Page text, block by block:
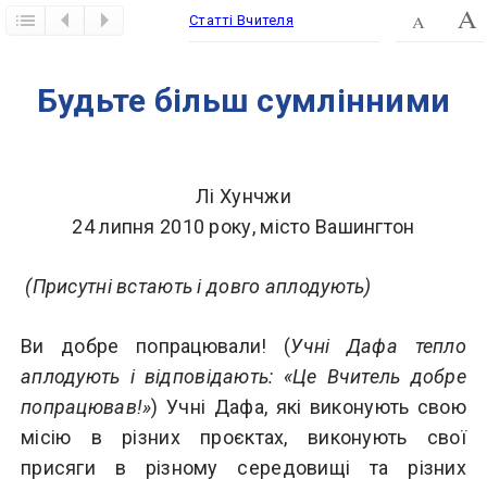
Статті Вчителя
Будьте більш сумлінними
Лі Хунчжи
24 липня 2010 року, місто Вашингтон
(Присутні встають і довго аплодують)
Ви добре попрацювали! (Учні Дафа тепло
аплодують і відповідають: «Це Вчитель добре
попрацював!») Учні Дафа, які виконують свою
місію в різних проєктах, виконують свої
присяги в різному середовищі та різних